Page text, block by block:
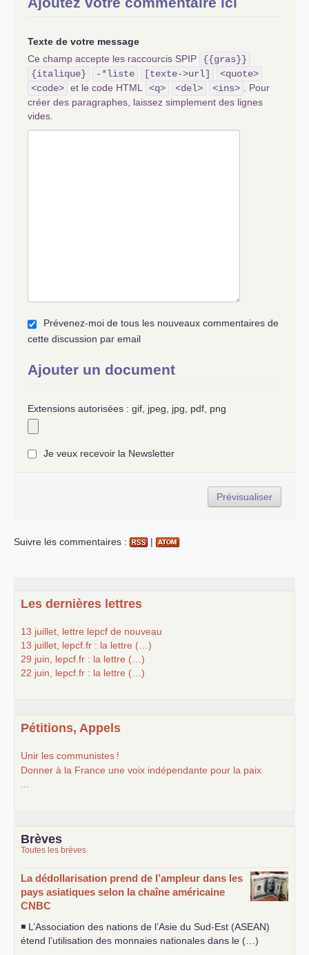
Texte de votre message
Ce champ accepte les raccourcis SPIP
{{gras}}
{italique}
-*liste [texte->url]
<quote>
<code> et le code HTML <q> <del> <ins> . Pour
créer des paragraphes, laissez simplement des lignes
vides.
Prévenez-moi de tous les nouveaux commentaires de
cette discussion par email
Ajouter un document
Extensions autorisées : gif, jpeg, jpg, pdf, png
Je veux recevoir la Newsletter
Suivre les commentaires : |
Les dernières lettres
13 juillet, lettre lepcf de nouveau
13 juillet, lepcf.fr : la lettre (…)
29 juin, lepcf.fr : la lettre (…)
22 juin, lepcf.fr : la lettre (…)
Pétitions, Appels
Unir les communistes !
Donner à la France une voix indépendante pour la paix
Brèves
Toutes les brèves
La dédollarisation prend de l’ampleur dans les
pays asiatiques selon la chaîne américaine
CNBC
◾ L’Association des nations de l’Asie du Sud-Est (ASEAN)
étend l’utilisation des monnaies nationales dans le (…)